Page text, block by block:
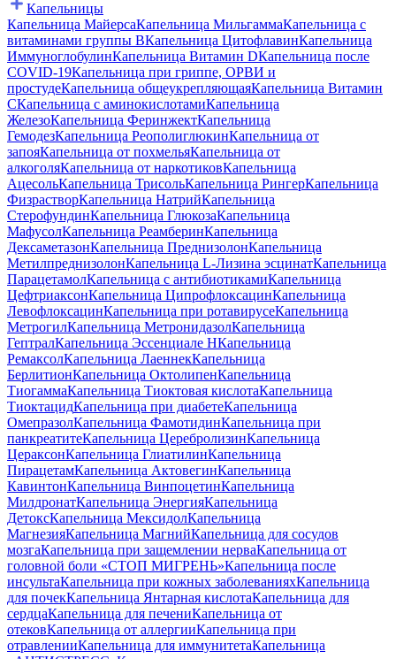
Капельницы
Капельница МайерсаКапельница МильгаммаКапельница с
витаминами группы BКапельница ЦитофлавинКапельница
ИммуноглобулинКапельница Витамин DКапельница после
COVID-19Капельница при гриппе, ОРВИ и
простудеКапельница общеукрепляющаяКапельница Витамин
CКапельница с аминокислотамиКапельница
ЖелезоКапельница ФеринжектКапельница
ГемодезКапельница РеополиглюкинКапельница от
запояКапельница от похмельяКапельница от
алкоголяКапельница от наркотиковКапельница
АцесольКапельница ТрисольКапельница РингерКапельница
ФизрастворКапельница НатрийКапельница
СтерофундинКапельница ГлюкозаКапельница
МафусолКапельница РеамберинКапельница
ДексаметазонКапельница ПреднизолонКапельница
МетилпреднизолонКапельница L-Лизина эсцинатКапельница
ПарацетамолКапельница с антибиотикамиКапельница
ЦефтриаксонКапельница ЦипрофлоксацинКапельница
ЛевофлоксацинКапельница при ротавирусеКапельница
МетрогилКапельница МетронидазолКапельница
ГептралКапельница Эссенциале НКапельница
РемаксолКапельница ЛаеннекКапельница
БерлитионКапельница ОктолипенКапельница
ТиогаммаКапельница Тиоктовая кислотаКапельница
ТиоктацидКапельница при диабетеКапельница
ОмепразолКапельница ФамотидинКапельница при
панкреатитеКапельница ЦеребролизинКапельница
ЦераксонКапельница ГлиатилинКапельница
ПирацетамКапельница АктовегинКапельница
КавинтонКапельница ВинпоцетинКапельница
МилдронатКапельница ЭнергияКапельница
ДетоксКапельница МексидолКапельница
МагнезияКапельница МагнийКапельница для сосудов
мозгаКапельница при защемлении нерваКапельница от
головной боли «СТОП МИГРЕНЬ»Капельница после
инсультаКапельница при кожных заболеванияхКапельница
для почекКапельница Янтарная кислотаКапельница для
сердцаКапельница для печениКапельница от
отековКапельница от аллергииКапельница при
отравленииКапельница для иммунитетаКапельница